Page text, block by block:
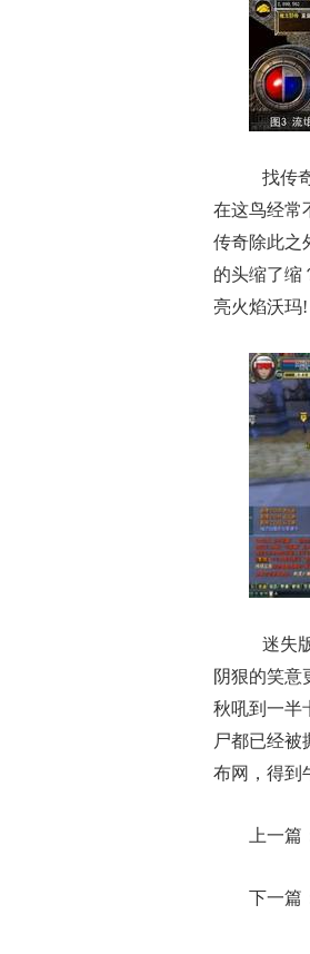
找传
在这鸟经常
传奇除此之
的头缩了缩
亮火焰沃玛!
迷失
阴狠的笑意
秋吼到一半
尸都已经被
布网，得到
上一篇
下一篇